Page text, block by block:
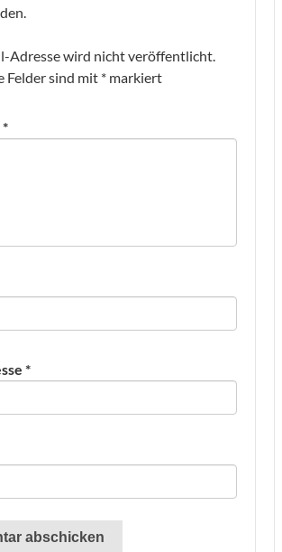
Adresse wird nicht veröffentlicht.
Felder sind mit * markiert
*
*